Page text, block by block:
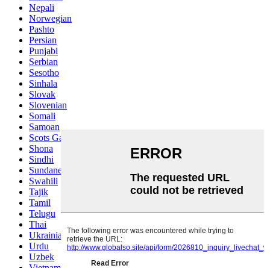
Nepali
Norwegian
Pashto
Persian
Punjabi
Serbian
Sesotho
Sinhala
Slovak
Slovenian
Somali
Samoan
Scots Gaelic
Shona
Sindhi
Sundanese
Swahili
Tajik
Tamil
Telugu
Thai
Ukrainian
Urdu
Uzbek